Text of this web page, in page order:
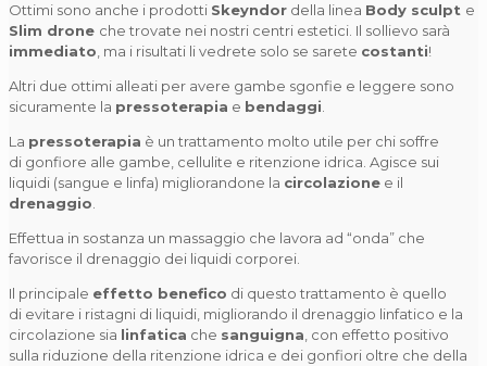
Ottimi sono anche i prodotti Skeyndor della linea Body sculpt e
Slim drone che trovate nei nostri centri estetici. Il sollievo sarà
immediato, ma i risultati li vedrete solo se sarete costanti!
Altri due ottimi alleati per avere gambe sgonfie e leggere sono
sicuramente la pressoterapia e bendaggi.
La pressoterapia è un trattamento molto utile per chi soffre
di gonfiore alle gambe, cellulite e ritenzione idrica. Agisce sui
liquidi (sangue e linfa) migliorandone la circolazione e il
drenaggio.
Effettua in sostanza un massaggio che lavora ad “onda” che
favorisce il drenaggio dei liquidi corporei.
Il principale effetto benefico di questo trattamento è quello
di evitare i ristagni di liquidi, migliorando il drenaggio linfatico e la
circolazione sia linfatica che sanguigna, con effetto positivo
sulla riduzione della ritenzione idrica e dei gonfiori oltre che della